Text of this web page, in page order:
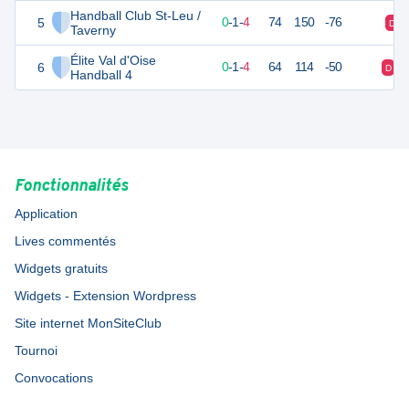
5
Handball Club St-Leu /
Taverny
6
Élite Val d'Oise
Handball 4
6 5 0-1-4 74 150 -76 D
0-1-4 64 114 -50 D
Fonctionnalités
Application
Lives commentés
Widgets gratuits
Widgets - Extension Wordpress
Site internet MonSiteClub
Tournoi
Convocations